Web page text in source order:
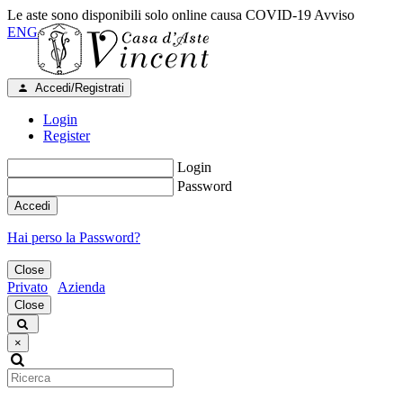
Le aste sono disponibili solo online causa COVID-19 Avviso
ENG
Accedi/Registrati
Login
Register
Login
Password
Accedi
Hai perso la Password?
Close
Privato Azienda
Close
×